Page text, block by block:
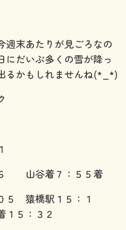
週末あたりが見ごろなの
にだいぶ多くの雪が降っ
るかもしれませんね(*_*)
着７：５５着
橋駅１５：１
５：３２